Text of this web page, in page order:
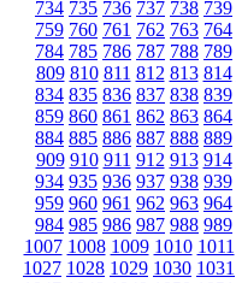
734 735 736 737 738 739
759 760 761 762 763 764
784 785 786 787 788 789
809 810 811 812 813 814
834 835 836 837 838 839
859 860 861 862 863 864
884 885 886 887 888 889
909 910 911 912 913 914
934 935 936 937 938 939
959 960 961 962 963 964
984 985 986 987 988 989
1007 1008 1009 1010 1011
1027 1028 1029 1030 1031